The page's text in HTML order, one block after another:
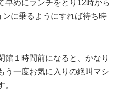
早めにランチをとり12時から
に乗るようにすれば待ち時
館１時間前になると、かなり
う一度お気に入りの絶叫マシ
。